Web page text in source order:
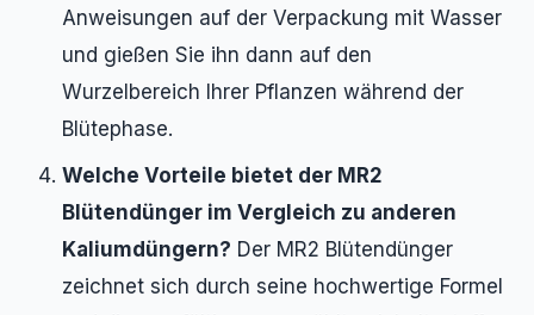
Anweisungen auf der Verpackung mit Wasser
und gießen Sie ihn dann auf den
Wurzelbereich Ihrer Pflanzen während der
Blütephase.
Welche Vorteile bietet der MR2
Blütendünger im Vergleich zu anderen
Kaliumdüngern? Der MR2 Blütendünger
zeichnet sich durch seine hochwertige Formel